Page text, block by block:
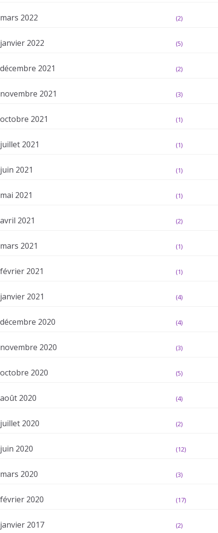
mars 2022 (2)
janvier 2022 (5)
décembre 2021 (2)
novembre 2021 (3)
octobre 2021 (1)
juillet 2021 (1)
juin 2021 (1)
mai 2021 (1)
avril 2021 (2)
mars 2021 (1)
février 2021 (1)
janvier 2021 (4)
décembre 2020 (4)
novembre 2020 (3)
octobre 2020 (5)
août 2020 (4)
juillet 2020 (2)
juin 2020 (12)
mars 2020 (3)
février 2020 (17)
janvier 2017 (2)